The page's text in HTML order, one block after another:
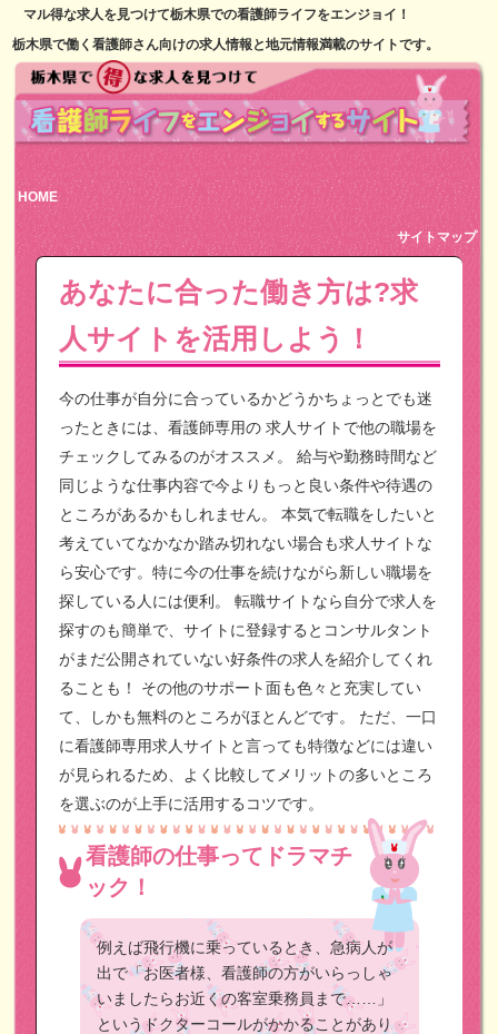
マル得な求人を見つけて栃木県での看護師ライフをエンジョイ！
栃木県で働く看護師さん向けの求人情報と地元情報満載のサイトです。
HOME
サイトマップ
あなたに合った働き方は?求
人サイトを活用しよう！
今の仕事が自分に合っているかどうかちょっとでも迷
ったときには、看護師専用の 求人サイトで他の職場を
チェックしてみるのがオススメ。
給与や勤務時間など
同じような仕事内容で今よりもっと良い条件や待遇の
ところがあるかもしれません。
本気で転職をしたいと
考えていてなかなか踏み切れない場合も求人サイトな
ら安心です。特に今の仕事を続けながら新しい職場を
探している人には便利。
転職サイトなら自分で求人を
探すのも簡単で、サイトに登録するとコンサルタント
がまだ公開されていない好条件の求人を紹介してくれ
ることも！
その他のサポート面も色々と充実してい
て、しかも無料のところがほとんどです。
ただ、一口
に看護師専用求人サイトと言っても特徴などには違い
が見られるため、よく比較してメリットの多いところ
を選ぶのが上手に活用するコツです。
看護師の仕事ってドラマチ
ック！
例えば飛行機に乗っているとき、急病人が
出で「お医者様、看護師の方がいらっしゃ
いましたらお近くの客室乗務員まで……」
というドクターコールがかかることがあり